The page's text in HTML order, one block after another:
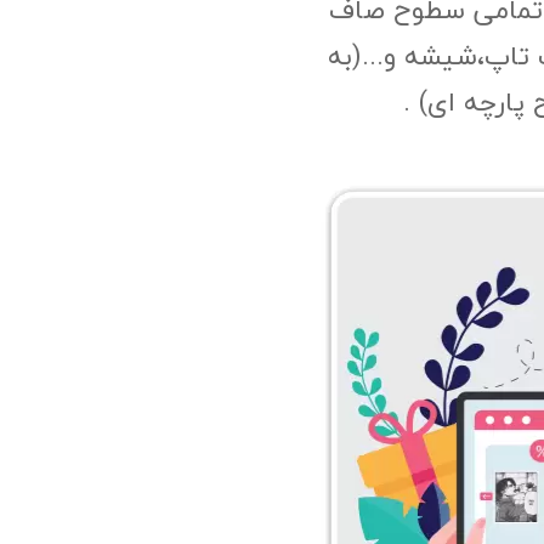
سطوح صاف
تاپ،شیشه و...(به
ای) .